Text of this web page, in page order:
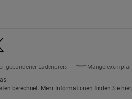
gebundener Ladenpreis
**** Mängelexemplar
berechnet. Mehr Informationen finden Sie hier.